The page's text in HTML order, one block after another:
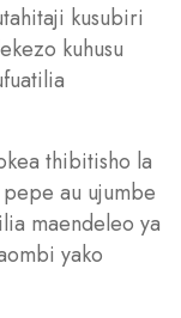
kusubiri
kuhusu
thibitisho la
au ujumbe
maendeleo ya
yako